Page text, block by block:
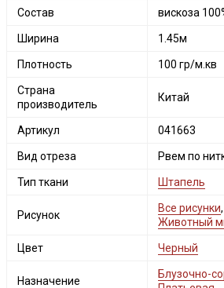
Состав вискоза
Ширина 1.45м
Плотность 100 гр/м.кв
Страна
производитель
Китай
Артикул 041663
Вид отреза Рвем по
Тип ткани Штапель
Рисунок
Все рисунки,
Животный
Цвет Черный
Назначение
Блузочно-